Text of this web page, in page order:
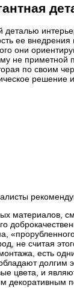
ее
они
не
по своим
решение
материалов,
не считая
есть
цвета, и
декоративным